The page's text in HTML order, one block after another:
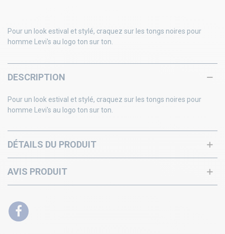
Pour un look estival et stylé, craquez sur les tongs noires pour
homme Levi's au logo ton sur ton.
DESCRIPTION
Pour un look estival et stylé, craquez sur les tongs noires pour
homme Levi's au logo ton sur ton.
DÉTAILS DU PRODUIT
AVIS PRODUIT